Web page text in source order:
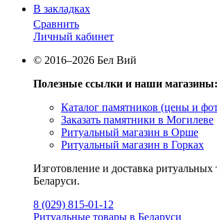
В закладках
Сравнить
Личный кабинет
© 2016–2026 Бел Вий
Полезные ссылки и наши магазины:
Каталог памятников (цены и
Заказать памятники в Могилеве
Ритуальный магазин в Орше
Ритуальный магазин в Горках
Изготовление и доставка ритуальных
Беларуси.
8 (029) 815-01-12
Ритуальные товары в Беларуси